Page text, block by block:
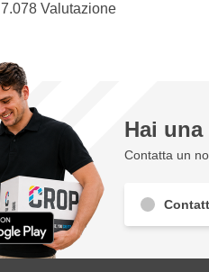
7.078Valutazione
Hai
Contatta un